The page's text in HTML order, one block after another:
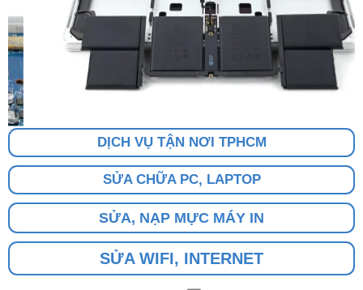
DỊCH VỤ TẬN NƠI TPHCM
SỬA CHỮA PC, LAPTOP
SỬA, NẠP MỰC MÁY IN
SỬA WIFI, INTERNET